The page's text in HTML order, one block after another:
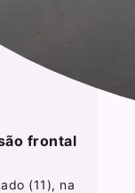
frontal
(11), na